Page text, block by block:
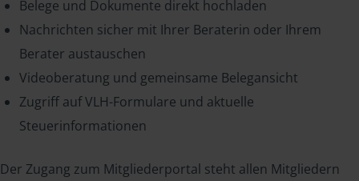
Belege und Dokumente direkt hochladen
Nachrichten sicher mit Ihrer Beraterin oder Ihrem
Berater austauschen
Videoberatung und gemeinsame Belegansicht
Zugriff auf VLH-Formulare und aktuelle
Steuerinformationen
Der Zugang zum Mitgliederportal steht allen Mitgliedern